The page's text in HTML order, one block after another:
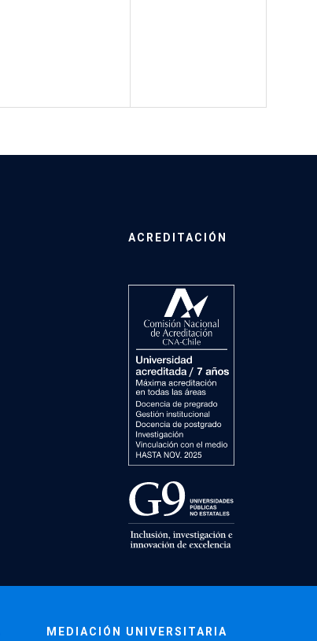
ACREDITACIÓN
MEDIACIÓN UNIVERSITARIA